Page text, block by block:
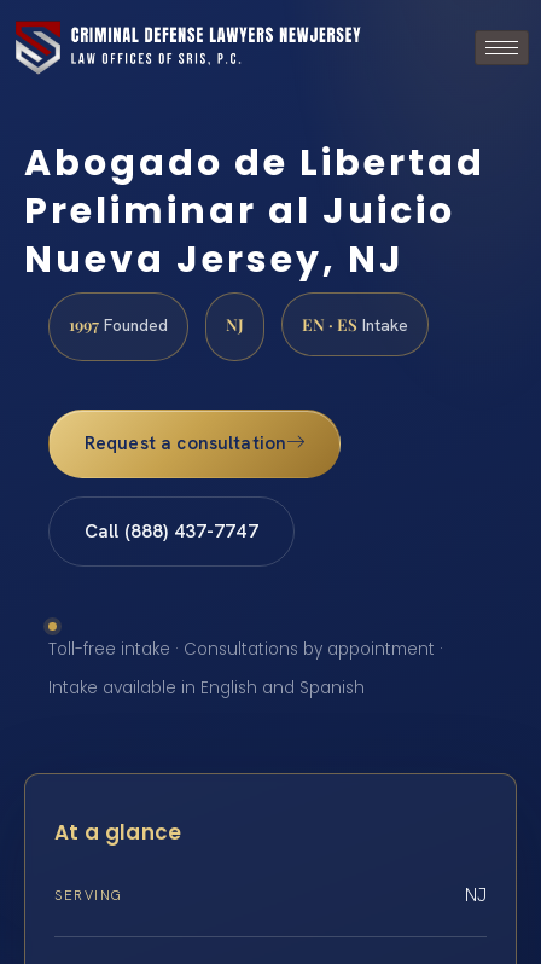
Abogado de Libertad
Preliminar al Juicio
Nueva Jersey, NJ
1997 Founded NJ EN · ES Intake
Request a consultation
Call (888) 437-7747
Toll-free intake · Consultations by appointment ·
Intake available in English and Spanish
At a glance
SERVING NJ